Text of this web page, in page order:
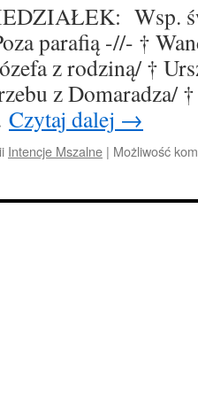
Wsp.
parafią -//- †
z rodziną/ †
z Domaradza/
Czytaj dalej →
Intencje Mszalne | Możliwość